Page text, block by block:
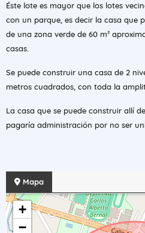
Éste lote es mayor que los lotes
con un parque, es decir la casa que
de una zona verde de 60 m²
casas.
Se puede construir una casa de 2
metros cuadrados, con toda la
La casa que se puede construir allí
pagaría administración por no ser
Mapa
+
−